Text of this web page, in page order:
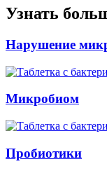
Узнать
Нарушение
Микробиом
Пробиотики